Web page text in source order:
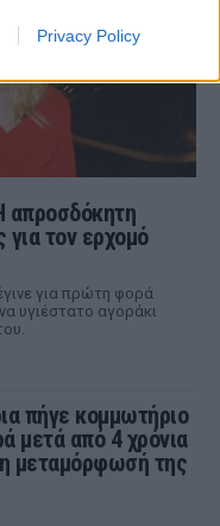
Privacy Policy
απροσδόκητη
τον ερχομό
για πρώτη φορά
υγιέστατο αγοράκι
πήγε κομμωτήριο
μετά από 4 χρόνια
μεταμόρφωσή της